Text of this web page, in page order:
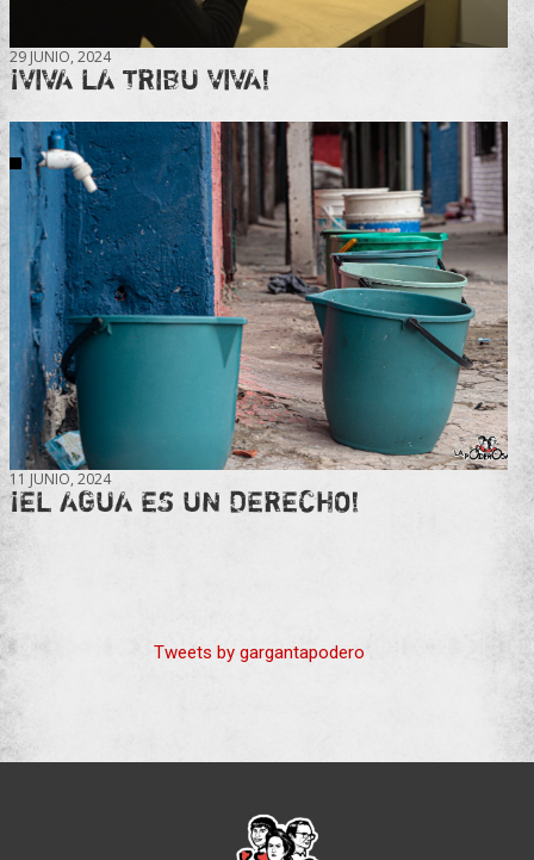
29 JUNIO, 2024
¡VIVA LA TRIBU VIVA!
11 JUNIO, 2024
¡EL AGUA ES UN DERECHO!
Tweets by gargantapodero